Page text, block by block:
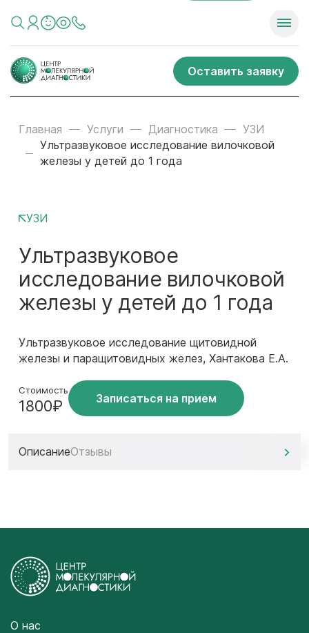
Оставить заявку
Главная Услуги Диагностика
УЗИ
Ультразвуковое исследование вилочковой
железы у детей до 1 года
УЗИ
Ультразвуковое
исследование вилочковой
железы у детей до 1 года
Ультразвуковое исследование щитовидной
железы и паращитовидных желез, Хантакова Е.А.
Стоимость
1800₽ Записаться на прием
ОписаниеОтзывы
О нас